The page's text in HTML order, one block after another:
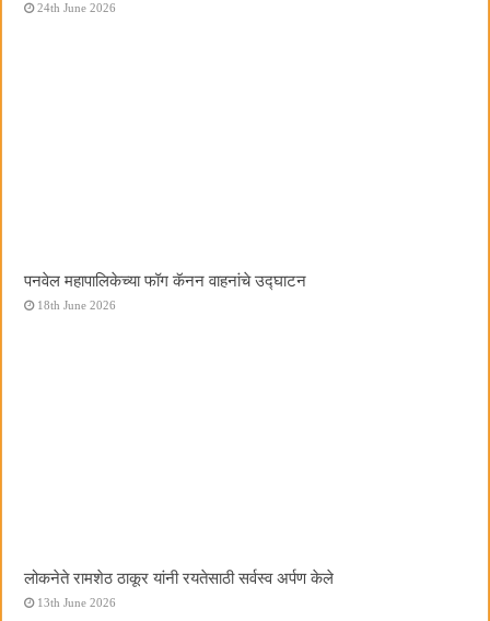
24th June 2026
पनवेल महापालिकेच्या फॉग कॅनन वाहनांचे उद्घाटन
18th June 2026
लोकनेते रामशेठ ठाकूर यांनी रयतेसाठी सर्वस्व अर्पण केले
13th June 2026